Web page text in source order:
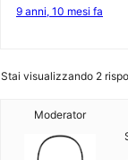
9 anni, 10 mesi fa
Stai visualizzando 2
Moderator